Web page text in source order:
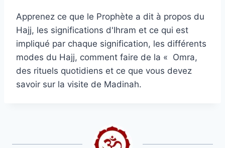
Apprenez ce que le Prophète a dit à propos du
Hajj, les significations d'Ihram et ce qui est
impliqué par chaque signification, les différents
modes du Hajj, comment faire de la « Omra,
des rituels quotidiens et ce que vous devez
savoir sur la visite de Madinah.